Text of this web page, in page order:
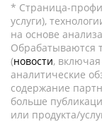
* Страница-
услуги),
на основе
Обрабатываются
(новости,
аналитические
содержание
больше
или продукта/